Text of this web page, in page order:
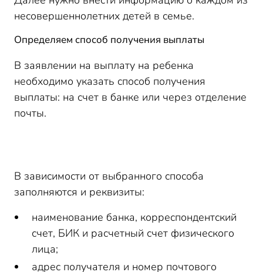
несовершеннолетних детей в семье.
Определяем способ получения выплаты
В заявлении на выплату на ребенка
необходимо указать способ получения
выплаты: на счет в банке или через отделение
почты.
В зависимости от выбранного способа
заполняются и реквизиты:
наименование банка, корреспондентский
счет, БИК и расчетный счет физического
лица;
адрес получателя и номер почтового